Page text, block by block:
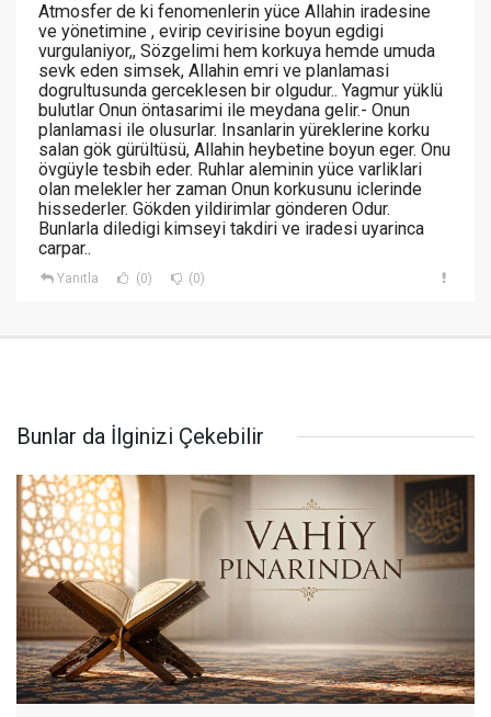
Atmosfer de ki fenomenlerin yüce Allahin iradesine
ve yönetimine , evirip cevirisine boyun egdigi
vurgulaniyor,, Sözgelimi hem korkuya hemde umuda
sevk eden simsek, Allahin emri ve planlamasi
dogrultusunda gerceklesen bir olgudur.. Yagmur yüklü
bulutlar Onun öntasarimi ile meydana gelir.- Onun
planlamasi ile olusurlar. Insanlarin yüreklerine korku
salan gök gürültüsü, Allahin heybetine boyun eger. Onu
övgüyle tesbih eder. Ruhlar aleminin yüce varliklari
olan melekler her zaman Onun korkusunu iclerinde
hissederler. Gökden yildirimlar gönderen Odur.
Bunlarla diledigi kimseyi takdiri ve iradesi uyarinca
carpar..
Yanıtla (0) (0)
Bunlar da İlginizi Çekebilir